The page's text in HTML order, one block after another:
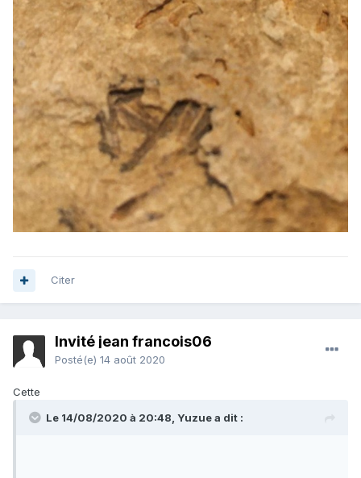
Citer
Invité jean francois06
Posté(e) 14 août 2020
Cette
Le 14/08/2020 à 20:48, Yuzuea dit :